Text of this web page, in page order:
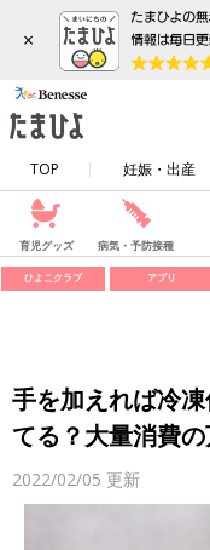
×
TOP 妊娠・出産
育児グッズ 病気・予防接種
ひよこクラブ アプリ
手を加えれば冷
てる？大量消費
2022/02/05 更新